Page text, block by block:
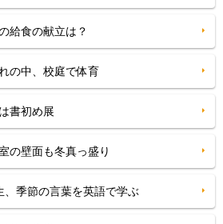
給食の献立は？
の中、校庭で体育
書初め展
の壁面も冬真っ盛り
、季節の言葉を英語で学ぶ